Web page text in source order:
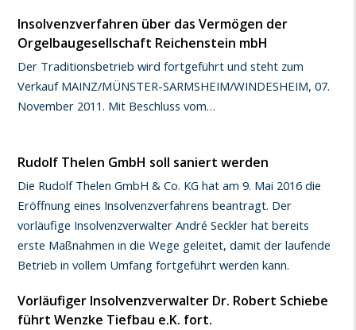
Insolvenzverfahren über das Vermögen der
Orgelbaugesellschaft Reichenstein mbH
Der Traditionsbetrieb wird fortgeführt und steht zum
Verkauf MAINZ/MÜNSTER-SARMSHEIM/WINDESHEIM, 07.
November 2011. Mit Beschluss vom…
Rudolf Thelen GmbH soll saniert werden
Die Rudolf Thelen GmbH & Co. KG hat am 9. Mai 2016 die
Eröffnung eines Insolvenzverfahrens beantragt. Der
vorläufige Insolvenzverwalter André Seckler hat bereits
erste Maßnahmen in die Wege geleitet, damit der laufende
Betrieb in vollem Umfang fortgeführt werden kann.
Vorläufiger Insolvenzverwalter Dr. Robert Schiebe
führt Wenzke Tiefbau e.K. fort.